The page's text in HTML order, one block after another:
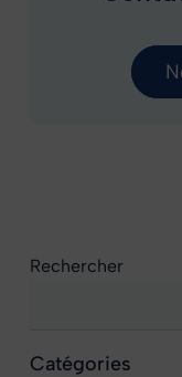
Rechercher
Catégories